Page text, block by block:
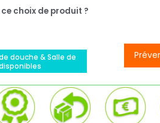
choix de produit ?
douche & Salle de